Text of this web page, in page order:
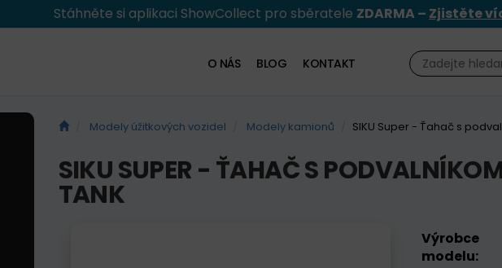
Stáhněte si aplikaci ShowCollect pro sběratele ZDARMA – Zjistěte
O NÁS BLOG KONTAKT
Modely úžitkových vozidel Modely kamionů SIKU Super - Ťahač s
SIKU SUPER - ŤAHAČ S
TANK
Výrobce
modelu: